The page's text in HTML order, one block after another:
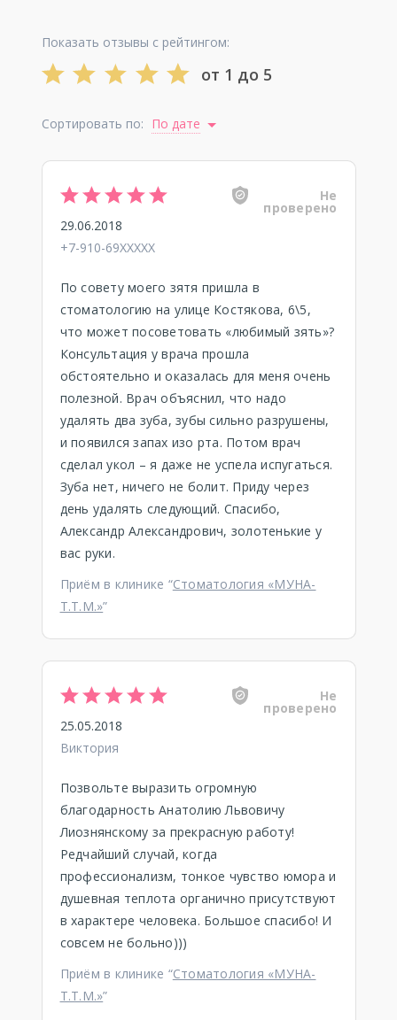
Показать отзывы с рейтингом:
от 1 до 5
Сортировать по: По дате
Не
проверено
29.06.2018
+7-910-69XXXXX
По совету моего зятя пришла в
стоматологию на улице Костякова, 6\5,
что может посоветовать «любимый зять»?
Консультация у врача прошла
обстоятельно и оказалась для меня очень
полезной. Врач объяснил, что надо
удалять два зуба, зубы сильно разрушены,
и появился запах изо рта. Потом врач
сделал укол – я даже не успела испугаться.
Зуба нет, ничего не болит. Приду через
день удалять следующий. Спасибо,
Александр Александрович, золотенькие у
вас руки.
Приём в клинике “Стоматология «МУНА-
Т.Т.М.»”
Не
проверено
25.05.2018
Виктория
Позвольте выразить огромную
благодарность Анатолию Львовичу
Лиознянскому за прекрасную работу!
Редчайший случай, когда
профессионализм, тонкое чувство юмора и
душевная теплота органично присутствуют
в характере человека. Большое спасибо! И
совсем не больно)))
Приём в клинике “Стоматология «МУНА-
Т.Т.М.»”